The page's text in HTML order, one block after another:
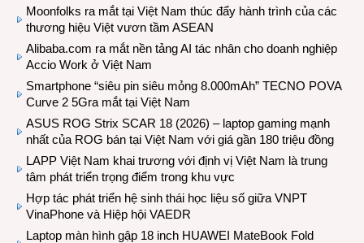
Moonfolks ra mắt tại Việt Nam thúc đẩy hành trình của các
thương hiệu Việt vươn tầm ASEAN
Alibaba.com ra mắt nền tảng AI tác nhân cho doanh nghiệp
Accio Work ở Việt Nam
Smartphone “siêu pin siêu mỏng 8.000mAh” TECNO POVA
Curve 2 5Gra mắt tại Việt Nam
ASUS ROG Strix SCAR 18 (2026) – laptop gaming mạnh
nhất của ROG bán tại Việt Nam với giá gần 180 triệu đồng
LAPP Việt Nam khai trương với định vị Việt Nam là trung
tâm phát triển trọng điểm trong khu vực
Hợp tác phát triển hệ sinh thái học liệu số giữa VNPT
VinaPhone và Hiệp hội VAEDR
Laptop màn hình gập 18 inch HUAWEI MateBook Fold